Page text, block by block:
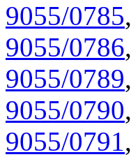
9055/0785,
9055/0786,
9055/0789,
9055/0790,
9055/0791,